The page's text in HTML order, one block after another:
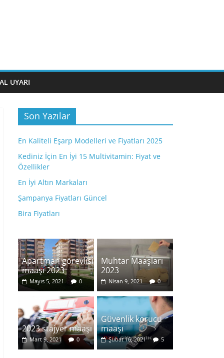
UYARI
Son Yazılar
En Kaliteli Eşarp Modelleri ve Fiyatları 2025
Kediniz İçin En İyi 15 Multivitamin: Fiyat ve
Özellikler
En İyi Altın Markaları
Şampanya Fiyatları Güncel
Bira Fiyatları
Apartman görevlisi
maaşı 2023
Mayıs 5, 2021 0
Muhtar Maaşları
2023
Nisan 9, 2021 0
2023 stajyer maaşı
Mart 9, 2021 0
Güvenlik korucu
maaşı
Şubat 16, 2021 5